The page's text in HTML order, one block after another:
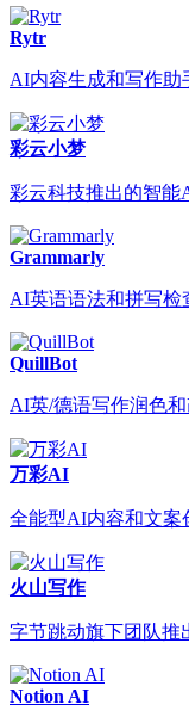
Rytr
AI内容生成和写作助
彩云小梦
彩云科技推出的智能
Grammarly
AI英语语法和拼写检
QuillBot
AI英/德语写作润色
万彩AI
全能型AI内容和文案
火山写作
字节跳动旗下团队推
Notion AI